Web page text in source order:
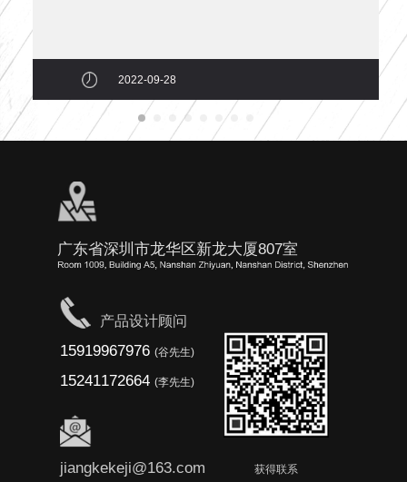
2022-09-28
广东省深圳市龙华区新龙大厦807室
产品设计顾问
15919967976 (谷先生)
15241172664 (李先生)
jiangkekeji@163.com 获得联系